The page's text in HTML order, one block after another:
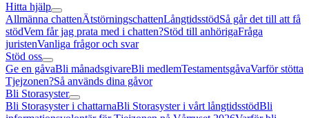
Hitta hjälp
Allmänna chattenÄtstörningschattenLångtidsstödSå går det till att få
stödVem får jag prata med i chatten?Stöd till anhörigaFråga
juristenVanliga frågor och svar
Stöd oss
Ge en gåvaBli månadsgivareBli medlemTestamentsgåvaVarför stötta
Tjejzonen?Så används dina gåvor
Bli Storasyster
Bli Storasyster i chattarnaBli Storasyster i vårt långtidsstödBli